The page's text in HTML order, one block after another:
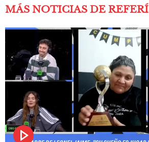
MÁS NOTICIAS DE REFERÍ